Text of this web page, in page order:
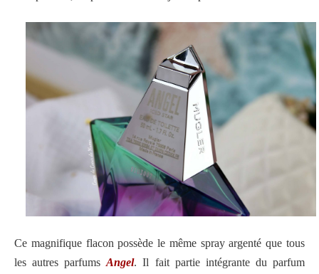
Ce magnifique flacon possède le même spray argenté que tous
les autres parfumsAngel. Il fait partie intégrante du parfum